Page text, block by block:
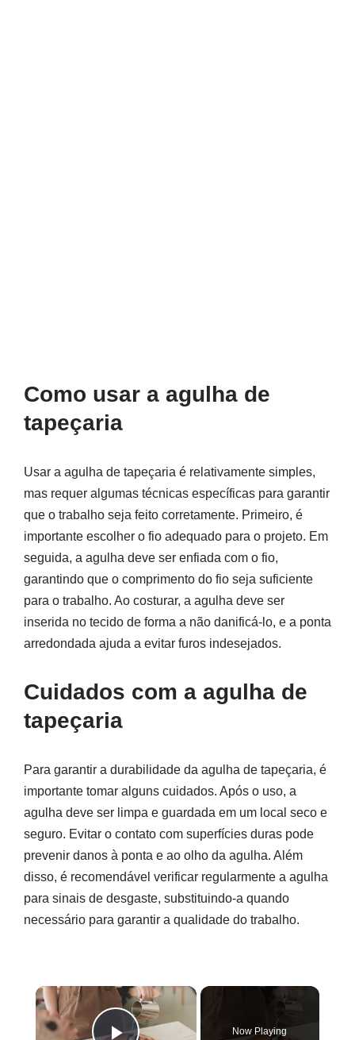
Como usar a agulha de
tapeçaria
Usar a agulha de tapeçaria é relativamente simples,
mas requer algumas técnicas específicas para garantir
que o trabalho seja feito corretamente. Primeiro, é
importante escolher o fio adequado para o projeto. Em
seguida, a agulha deve ser enfiada com o fio,
garantindo que o comprimento do fio seja suficiente
para o trabalho. Ao costurar, a agulha deve ser
inserida no tecido de forma a não danificá-lo, e a ponta
arredondada ajuda a evitar furos indesejados.
Cuidados com a agulha de
tapeçaria
Para garantir a durabilidade da agulha de tapeçaria, é
importante tomar alguns cuidados. Após o uso, a
agulha deve ser limpa e guardada em um local seco e
seguro. Evitar o contato com superfícies duras pode
prevenir danos à ponta e ao olho da agulha. Além
disso, é recomendável verificar regularmente a agulha
para sinais de desgaste, substituindo-a quando
necessário para garantir a qualidade do trabalho.
×
Now Playing